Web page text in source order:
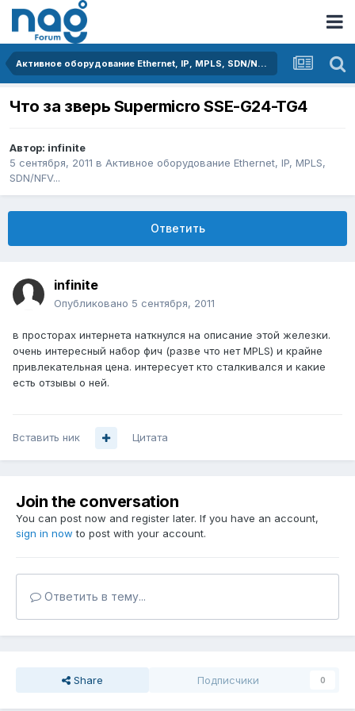
Активное оборудование Ethernet, IP, MPLS, SDN/NFV...
Что за зверь Supermicro SSE-G24-TG4
Автор: infinite
5 сентября, 2011 в Активное оборудование Ethernet, IP, MPLS,
SDN/NFV...
Ответить
infinite
Опубликовано 5 сентября, 2011
в просторах интернета наткнулся на описание этой железки.
очень интересный набор фич (разве что нет MPLS) и крайне
привлекательная цена. интересует кто сталкивался и какие
есть отзывы о ней.
Вставить ник Цитата
Join the conversation
You can post now and register later. If you have an account,
sign in now to post with your account.
Ответить в тему...
Share Подписчики 0